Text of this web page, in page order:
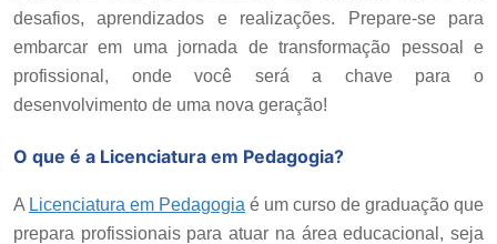
desafios, aprendizados e realizações. Prepare-se para
embarcar em uma jornada de transformação pessoal e
profissional, onde você será a chave para o
desenvolvimento de uma nova geração!
O que é a Licenciatura em Pedagogia?
A Licenciatura em Pedagogia é um curso de graduação que
prepara profissionais para atuar na área educacional, seja